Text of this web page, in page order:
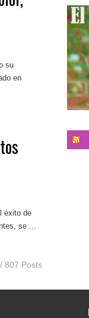
su
en
éxito de
se ...
807 Posts